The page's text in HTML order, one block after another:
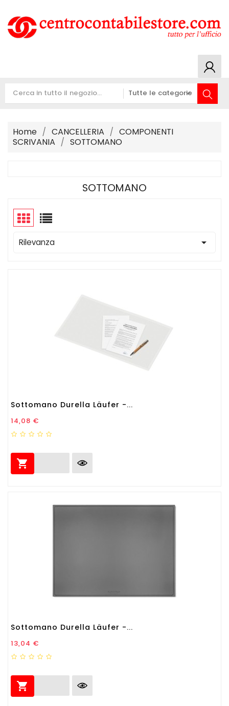
Home CANCELLERIA
COMPONENTI
SCRIVANIA
SOTTOMANO
SOTTOMANO
Rilevanza 
Sottomano Durella Läufer -...
Prezzo
14,08 €

Sottomano Durella Läufer -...
Prezzo
13,04 €
